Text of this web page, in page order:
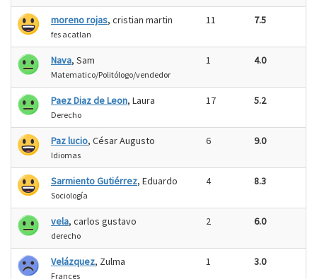
moreno rojas, cristian martin
fes acatlan
11 7.5
Nava, Sam
Matematico/Politólogo/vendedor
1 4.0
Paez Diaz de Leon, Laura
Derecho
17 5.2
Paz lucio, César Augusto
Idiomas
6 9.0
Sarmiento Gutiérrez, Eduardo
Sociología
4 8.3
vela, carlos gustavo
derecho
2 6.0
Velázquez, Zulma
Frances
1 3.0